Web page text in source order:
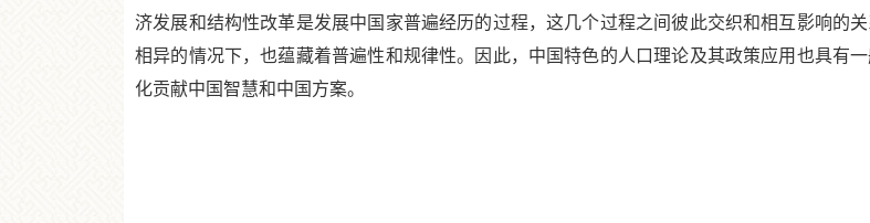
济发展和结构性改革是发展中国家普遍经历的过程，这几个过程之间彼此交织和相互影响的
相异的情况下，也蕴藏着普遍性和规律性。因此，中国特色的人口理论及其政策应用也具有
化贡献中国智慧和中国方案。